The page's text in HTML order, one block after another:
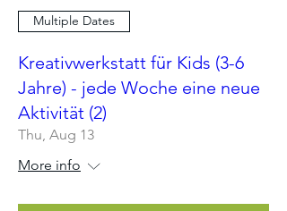
Multiple Dates
Kreativwerkstatt für Kids (3-6
Jahre) - jede Woche eine neue
Aktivität (2)
Thu, Aug 13
More info